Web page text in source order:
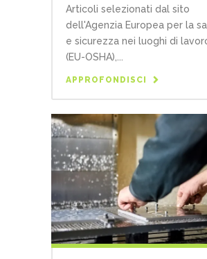
Articoli selezionati dal sito
dell'Agenzia Europea per la
e sicurezza nei luoghi di
(EU-OSHA),...
APPROFONDISCI